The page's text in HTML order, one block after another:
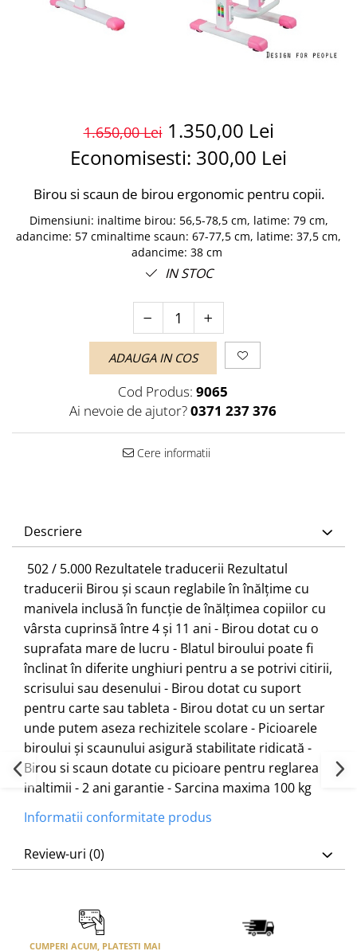
1.650,00 Lei 1.350,00 Lei
Economisesti: 300,00 Lei
Birou si scaun de birou ergonomic pentru copii.
Dimensiuni: inaltime birou: 56,5-78,5 cm, latime: 79 cm,
adancime: 57 cminaltime scaun: 67-77,5 cm, latime: 37,5 cm,
adancime: 38 cm
IN STOC
ADAUGA IN COS
Cod Produs: 9065
Ai nevoie de ajutor?0371 237 376
Cere informatii
Descriere
​ 502 / 5.000 Rezultatele traducerii Rezultatul
traducerii Birou și scaun reglabile în înălțime cu
manivela inclusă în funcție de înălțimea copiilor cu
vârsta cuprinsă între 4 și 11 ani - Birou dotat cu o
suprafata mare de lucru - Blatul biroului poate fi
înclinat în diferite unghiuri pentru a se potrivi citirii,
scrisului sau desenului - Birou dotat cu suport
pentru carte sau tableta - Birou dotat cu un sertar
unde putem aseza rechizitele scolare - Picioarele
biroului și scaunului asigură stabilitate ridicată -
Birou si scaun dotate cu picioare pentru reglarea
inaltimii - 2 ani garantie - Sarcina maxima 100 kg
Informatii conformitate produs
Review-uri (0)
CUMPERI ACUM, PLATESTI MAI